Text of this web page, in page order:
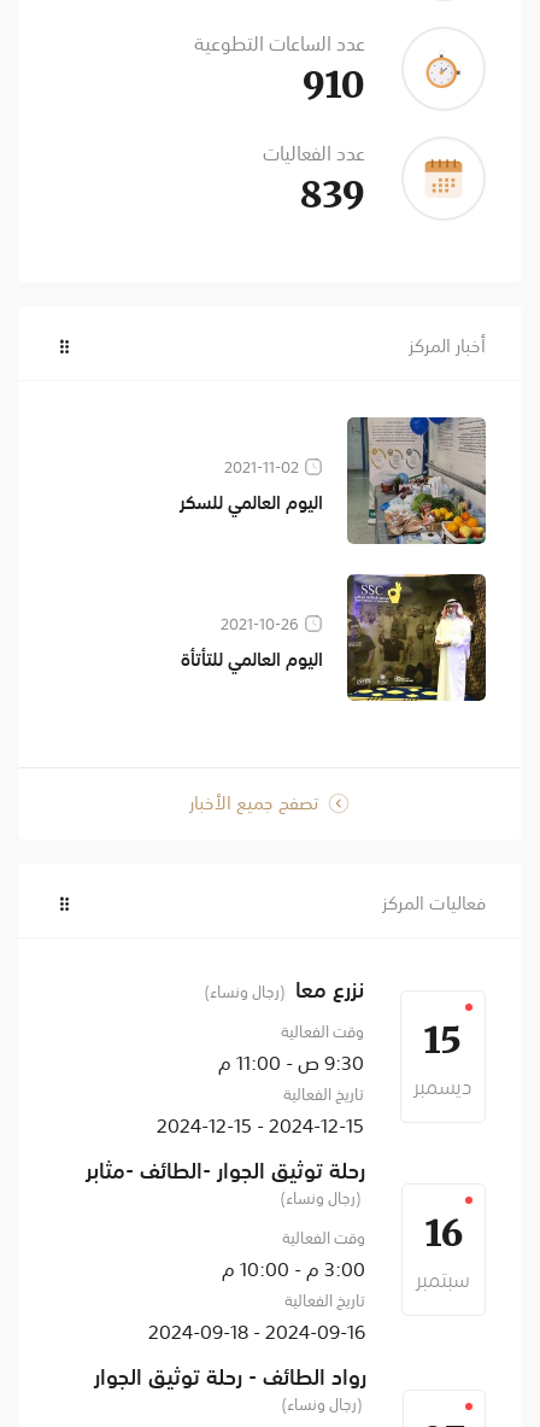
عدد الساعات التطوعية
910
عدد الفعاليات
839
أخبار المركز
2021-11-02
اليوم العالمي للسكر
2021-10-26
اليوم العالمي للتأتأة
تصفح جميع الأخبار
فعاليات المركز
15
ديسمبر
نزرع معا (رجال ونساء)
وقت الفعالية
9:30 ص - 11:00 م
تاريخ الفعالية
2024-12-15 - 2024-12-15
16
سبتمبر
رحلة توثيق الجوار -الطائف -مثابر
(رجال ونساء)
وقت الفعالية
3:00 م - 10:00 م
تاريخ الفعالية
2024-09-16 - 2024-09-18
رواد الطائف - رحلة توثيق الجوار
(رجال ونساء)